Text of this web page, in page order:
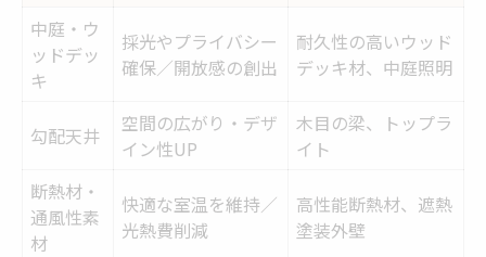
中庭・ウ
ッドデッ
キ
採光やプライバシー
確保／開放感の創出
耐久性の高いウッド
デッキ材、中庭照明
勾配天井
空間の広がり・デザ
イン性UP
木目の梁、トップラ
イト
断熱材・
通風性素
材
快適な室温を維持／
光熱費削減
高性能断熱材、遮熱
塗装外壁